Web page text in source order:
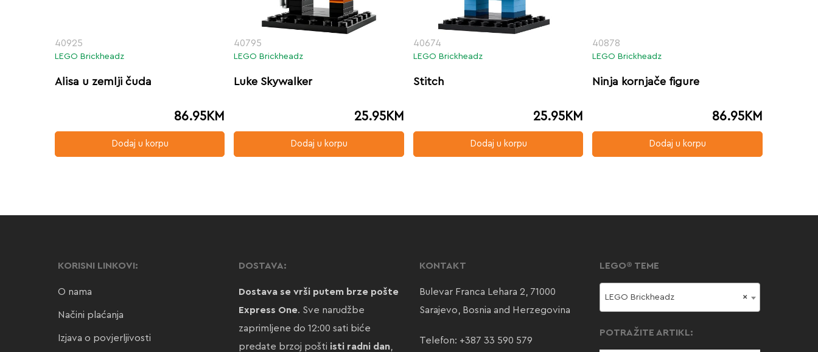
40925
LEGO Brickheadz
Alisa u zemlji čuda
86.95KM
Dodaj u korpu
40795
LEGO Brickheadz
Luke Skywalker
25.95KM
Dodaj u korpu
40674
LEGO Brickheadz
Stitch
25.95KM
Dodaj u korpu
40878
LEGO Brickheadz
Ninja kornjače figure
86.95KM
Dodaj u korpu
KORISNI LINKOVI:
O nama
Načini plaćanja
Izjava o povjerljivosti
DOSTAVA:
Dostava se vrši putem brze pošte
Express One. Sve narudžbe
zaprimljene do 12:00 sati biće
predate brzoj pošti isti radni dan,
KONTAKT
Bulevar Franca Lehara 2, 71000
Sarajevo, Bosnia and Herzegovina
Telefon: +387 33 590 579
LEGO® TEME
×
LEGO Brickheadz
POTRAŽITE ARTIKL: